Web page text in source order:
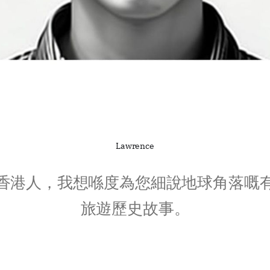
Lawrence
港人，我想喺度為您細說地球角落嘅
旅遊歷史故事。